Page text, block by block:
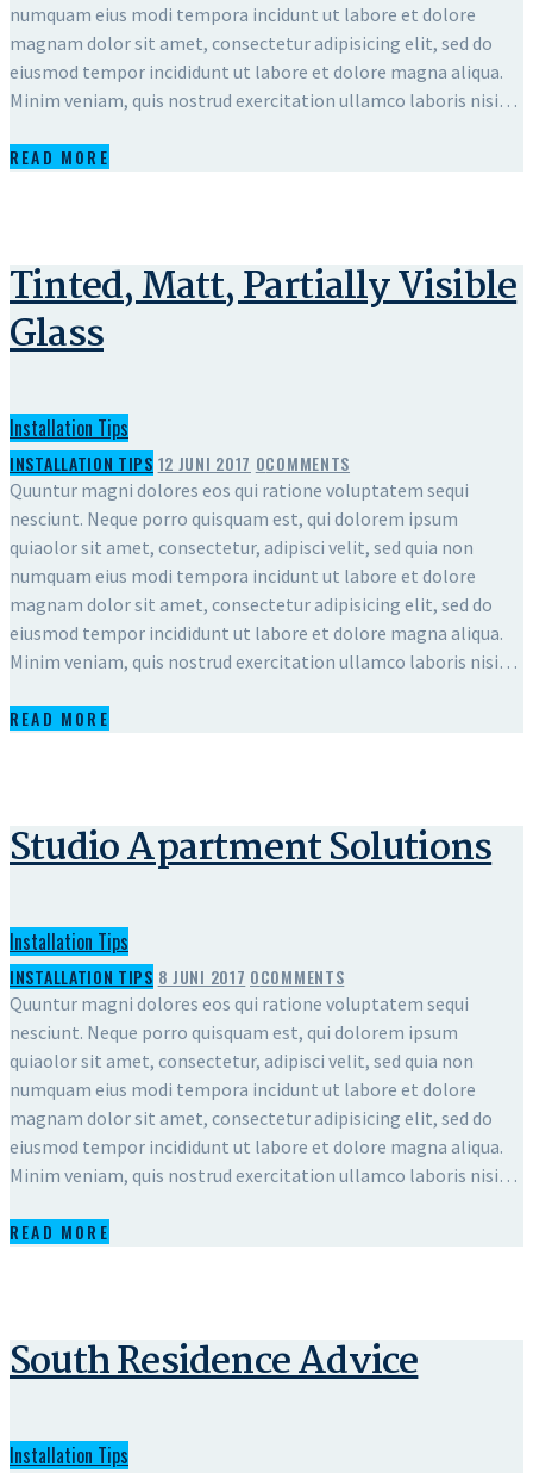
numquam eius modi tempora incidunt ut labore et dolore
magnam dolor sit amet, consectetur adipisicing elit, sed do
eiusmod tempor incididunt ut labore et dolore magna aliqua.
Minim veniam, quis nostrud exercitation ullamco laboris nisi…
READ MORE
Tinted, Matt, Partially Visible
Glass
Installation Tips
INSTALLATION TIPS 12 JUNI 2017 0COMMENTS
Quuntur magni dolores eos qui ratione voluptatem sequi
nesciunt. Neque porro quisquam est, qui dolorem ipsum
quiaolor sit amet, consectetur, adipisci velit, sed quia non
numquam eius modi tempora incidunt ut labore et dolore
magnam dolor sit amet, consectetur adipisicing elit, sed do
eiusmod tempor incididunt ut labore et dolore magna aliqua.
Minim veniam, quis nostrud exercitation ullamco laboris nisi…
READ MORE
Studio Apartment Solutions
Installation Tips
INSTALLATION TIPS 8 JUNI 2017 0COMMENTS
Quuntur magni dolores eos qui ratione voluptatem sequi
nesciunt. Neque porro quisquam est, qui dolorem ipsum
quiaolor sit amet, consectetur, adipisci velit, sed quia non
numquam eius modi tempora incidunt ut labore et dolore
magnam dolor sit amet, consectetur adipisicing elit, sed do
eiusmod tempor incididunt ut labore et dolore magna aliqua.
Minim veniam, quis nostrud exercitation ullamco laboris nisi…
READ MORE
South Residence Advice
Installation Tips